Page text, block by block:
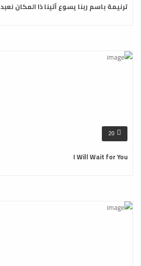
ترنيمة باسم ربنا يسوع آتينا ذا المكان نعبد
20
I Will Wait for You